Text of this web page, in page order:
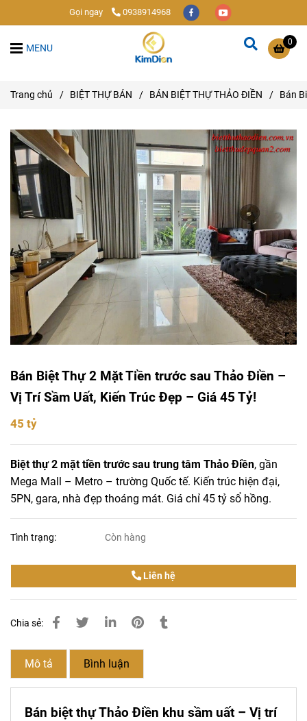
Gọi ngay 0938914968
0
MENU
Trang chủ / BIỆT THỰ BÁN / BÁN BIỆT THỰ THẢO ĐIỀN / Bán
Bán Biệt Thự 2 Mặt Tiền trước sau Thảo Điền –
Vị Trí Sầm Uất, Kiến Trúc Đẹp – Giá 45 Tỷ!
45 tỷ
Biệt thự 2 mặt tiền trước sau trung tâm Thảo Điền, gần
Mega Mall – Metro – trường Quốc tế. Kiến trúc hiện đại,
5PN, gara, nhà đẹp thoáng mát. Giá chỉ 45 tỷ sổ hồng.
Tình trạng: Còn hàng
Liên hệ
Chia sẻ:
Mô tả Bình luận
Bán biệt thự Thảo Điền khu sầm uất – Vị trí